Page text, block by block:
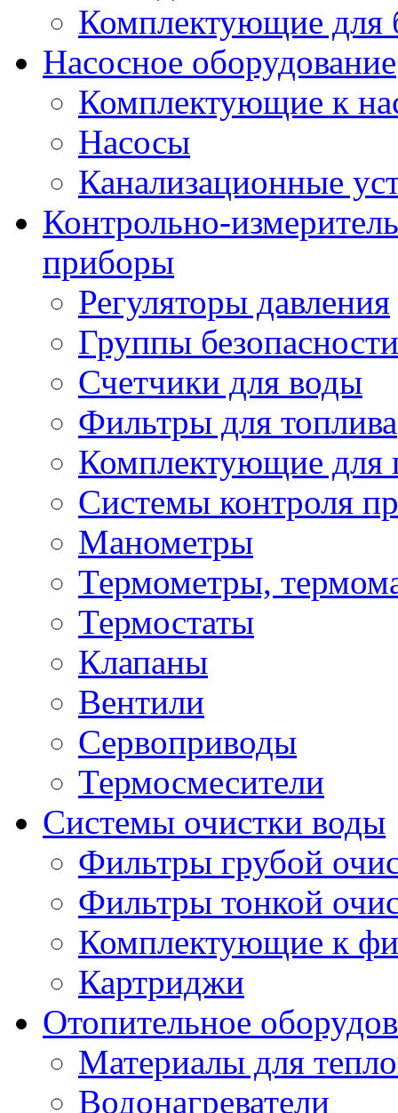
Комплектующие для
Насосное оборудование
Комплектующие к
Насосы
Канализационные
Контрольно-
приборы
Регуляторы давления
Группы безопасности
Счетчики для воды
Фильтры для топлива
Комплектующие для
Системы контроля
Манометры
Термометры,
Термостаты
Клапаны
Вентили
Сервоприводы
Термосмесители
Системы очистки воды
Фильтры грубой
Фильтры тонкой
Комплектующие к
Картриджи
Отопительное
Материалы для
Водонагреватели